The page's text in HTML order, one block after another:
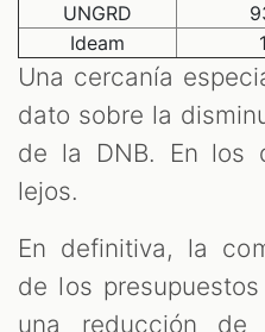
UNGRD
Ideam
Una cercanía
dato sobre la
de la DNB. En los
lejos.
En definitiva, la
de los
una reducción de